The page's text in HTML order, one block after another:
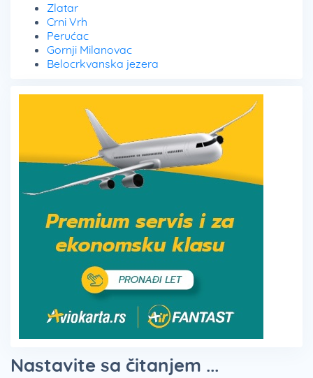
Zlatar
Crni Vrh
Perućac
Gornji Milanovac
Belocrkvanska jezera
Nastavite sa čitanjem ...